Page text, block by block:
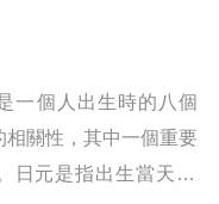
一個人出生時的八個
相關性，其中一個重要
日元是指出生當天24